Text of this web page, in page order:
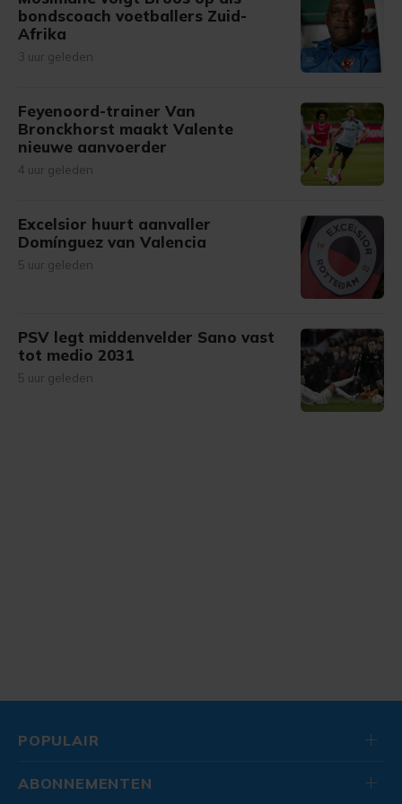
bondscoach voetballers Zuid-
Afrika
3 uur geleden
Feyenoord-trainer Van
Bronckhorst maakt Valente
nieuwe aanvoerder
4 uur geleden
Excelsior huurt aanvaller
Domínguez van Valencia
5 uur geleden
PSV legt middenvelder Sano vast
tot medio 2031
5 uur geleden
POPULAIR
ABONNEMENTEN